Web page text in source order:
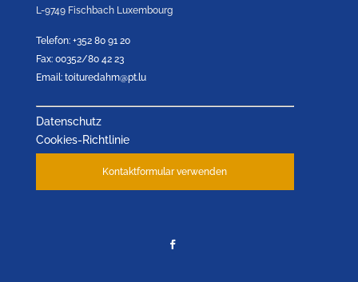
L-9749 Fischbach Luxembourg
Telefon: +352 80 91 20
Fax: 00352/80 42 23
Email: toituredahm@pt.lu
Datenschutz
Cookies-Richtlinie
Kontaktformular verwenden